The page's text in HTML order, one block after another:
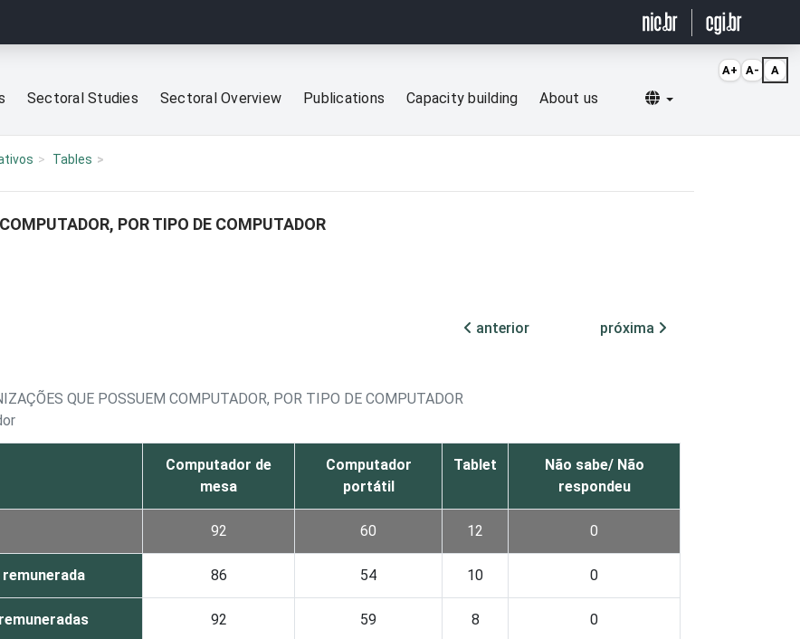
Sectoral Studies Sectoral Overview Publications Capacity building About us Selecionar idioma
Tables
POR TIPO DE COMPUTADOR
anterior
próxima
QUE POSSUEM COMPUTADOR, POR TIPO DE COMPUTADOR
Computador de
mesa
Computador
portátil
Tablet
Não sabe/ Não
respondeu
92 60 12 0
remunerada 86 54 10 0
92 59 8 0
A+ A- A